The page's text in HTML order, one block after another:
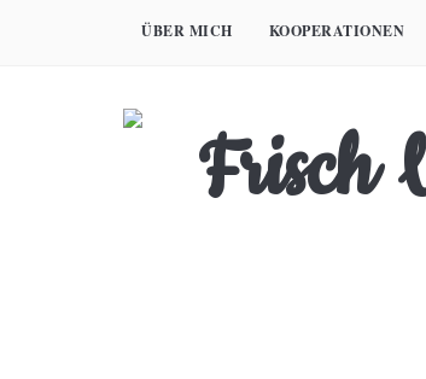
ÜBER MICH KOOPERATIONEN